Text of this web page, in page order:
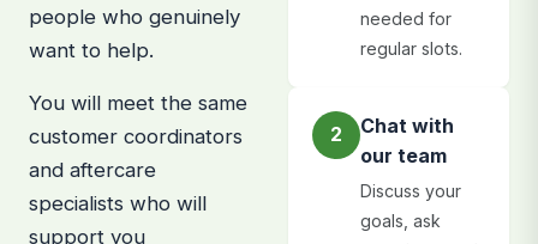
people who genuinely
want to help.
You will meet the same
customer coordinators
and aftercare
specialists who will
support you
needed for
regular slots.
2
Chat with
our team
Discuss your
goals, ask